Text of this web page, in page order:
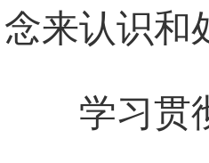
念来认识和
学习贯